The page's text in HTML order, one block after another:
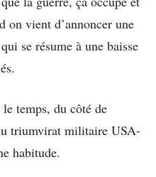
on vient d’annoncer une
se résume à une baisse
temps, du côté de
triumvirat militaire USA-
habitude.